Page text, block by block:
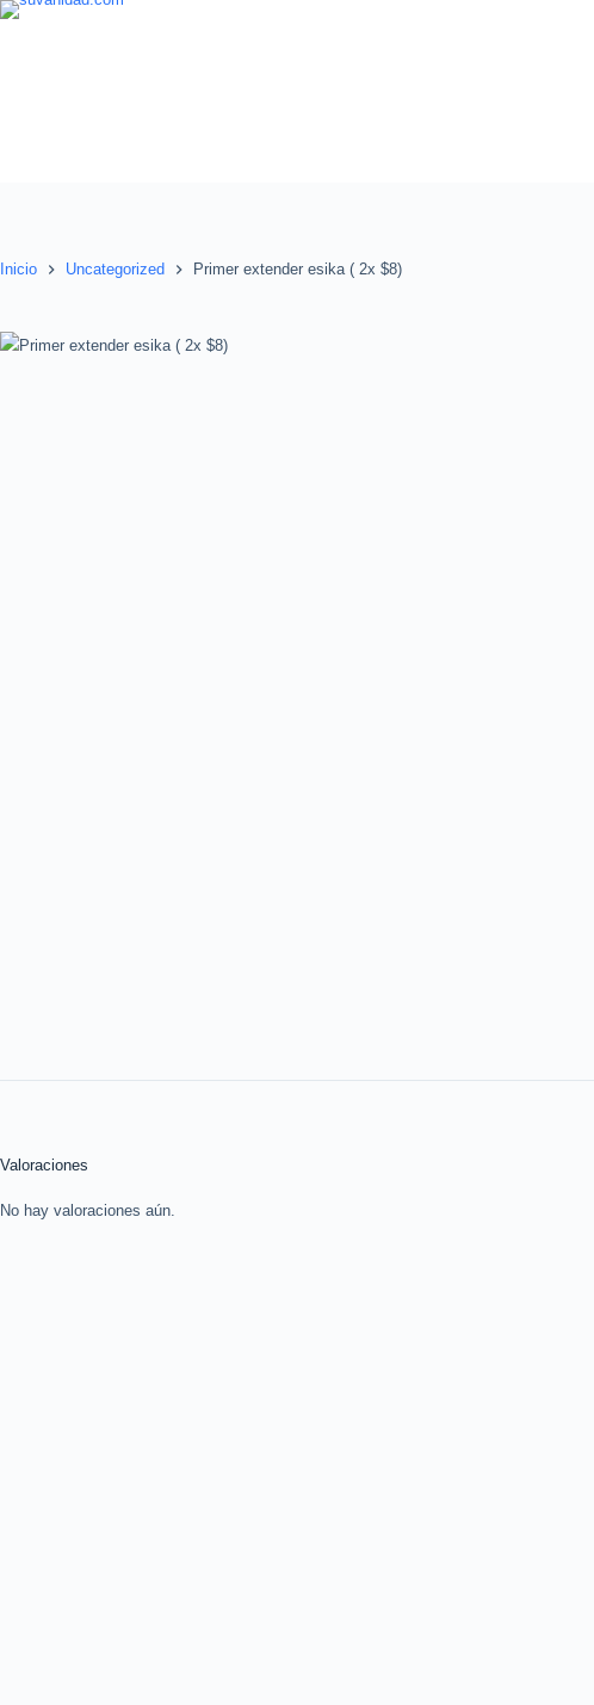
Saltar
Inicio Uncategorized Primer extender esika ( 2x $8)
Valoraciones
No hay valoraciones aún.